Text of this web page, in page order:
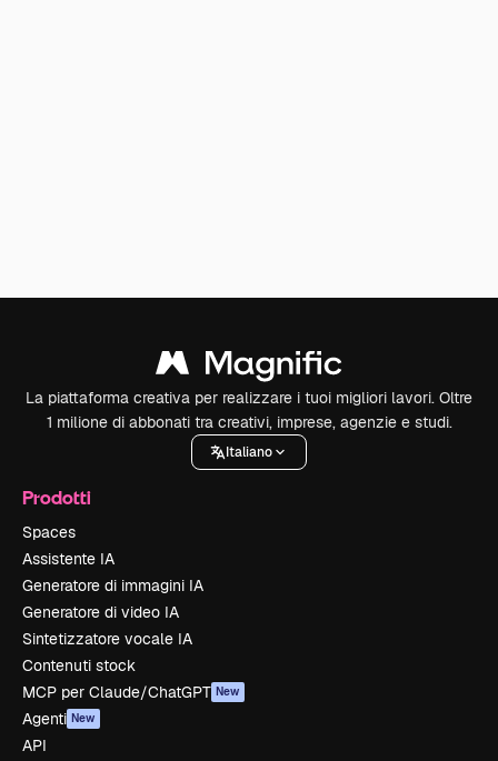
La piattaforma creativa per realizzare i tuoi migliori lavori. Oltre
1 milione di abbonati tra creativi, imprese, agenzie e studi.
Italiano
Prodotti
Spaces
Assistente IA
Generatore di immagini IA
Generatore di video IA
Sintetizzatore vocale IA
Contenuti stock
MCP per Claude/ChatGPT New
Agenti New
API